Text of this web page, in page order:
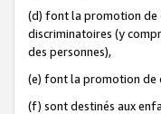
(d) font la promotion de
discriminatoires (y
des personnes),
(e) font la promotion de
(f) sont destinés aux